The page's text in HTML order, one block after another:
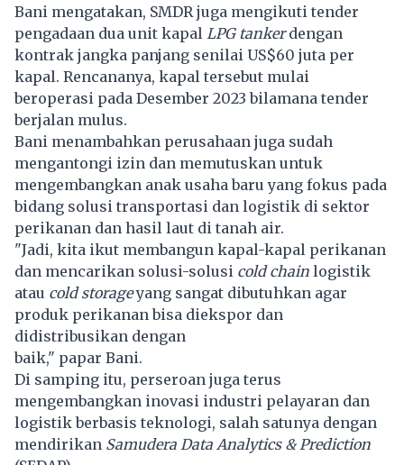
Bani mengatakan, SMDR juga mengikuti tender
pengadaan dua unit kapal LPG tankerdengan
kontrak jangka panjang senilai US$60 juta per
kapal. Rencananya, kapal tersebut mulai
beroperasi pada Desember 2023 bilamana tender
berjalan mulus.
Bani menambahkan perusahaan juga sudah
mengantongi izin dan memutuskan untuk
mengembangkan anak usaha baru yang fokus pada
bidang solusi transportasi dan logistik di sektor
perikanan dan hasil laut di tanah air.
"Jadi, kita ikut membangun kapal-kapal perikanan
dan mencarikan solusi-solusi cold chain logistik
atau cold storageyang sangat dibutuhkan agar
produk perikanan bisa diekspor dan
didistribusikan dengan
baik," papar Bani.
Di samping itu, perseroan juga terus
mengembangkan inovasi industri pelayaran dan
logistik berbasis teknologi, salah satunya dengan
mendirikan Samudera Data Analytics & Prediction